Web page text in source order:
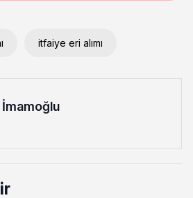
itfaiye eri alımı
İmamoğlu